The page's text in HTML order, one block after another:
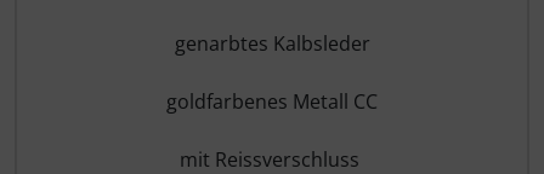
genarbtes Kalbsleder
goldfarbenes Metall CC
mit Reissverschluss